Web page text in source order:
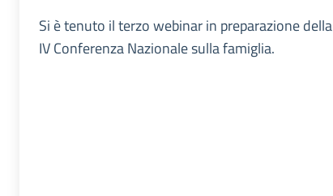
Si è tenuto il terzo webinar in preparazione della
IV Conferenza Nazionale sulla famiglia.